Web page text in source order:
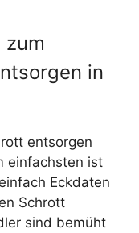
in
entsorgen
einfachsten ist
Eckdaten
Schrott
sind bemüht